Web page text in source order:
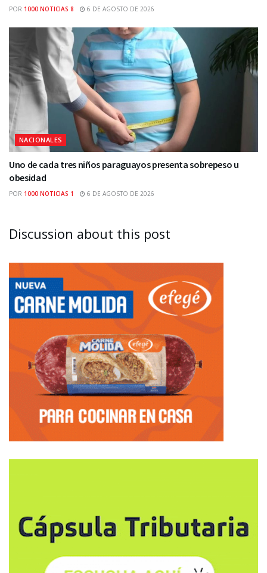
POR 1000 NOTICIAS 8 6 DE AGOSTO DE 2026
NACIONALES
Uno de cada tres niños paraguayos presenta sobrepeso u
obesidad
POR 1000 NOTICIAS 1 6 DE AGOSTO DE 2026
Discussion about this post